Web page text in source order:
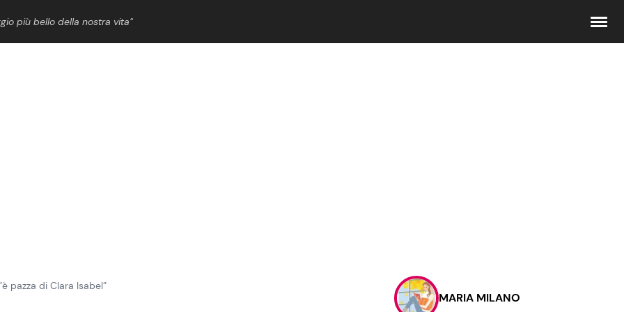
più bello della nostra vita”
Contattaci
Pubblicità
pazza di Clara Isabel”
MARIA MILANO